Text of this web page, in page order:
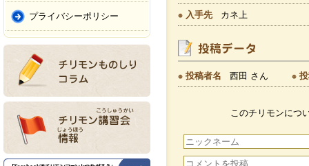
プライバシーポリシー 入手先 カネ上
投稿者名 西田 さん
このチリモンにつ